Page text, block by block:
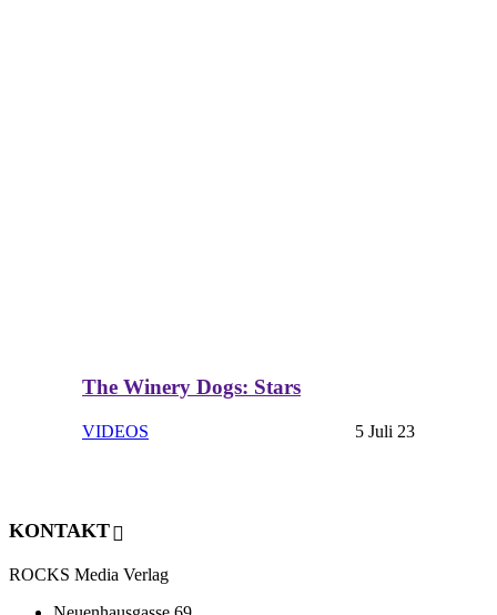
The Winery Dogs: Stars
VIDEOS 5 Juli 23
KONTAKT
ROCKS Media Verlag